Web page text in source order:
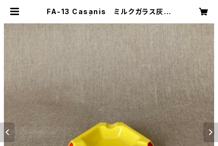
FA-13 Casanis ミルクガラス灰皿